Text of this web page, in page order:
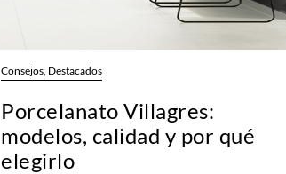
Consejos, Destacados
Porcelanato Villagres:
modelos, calidad y por qué
elegirlo